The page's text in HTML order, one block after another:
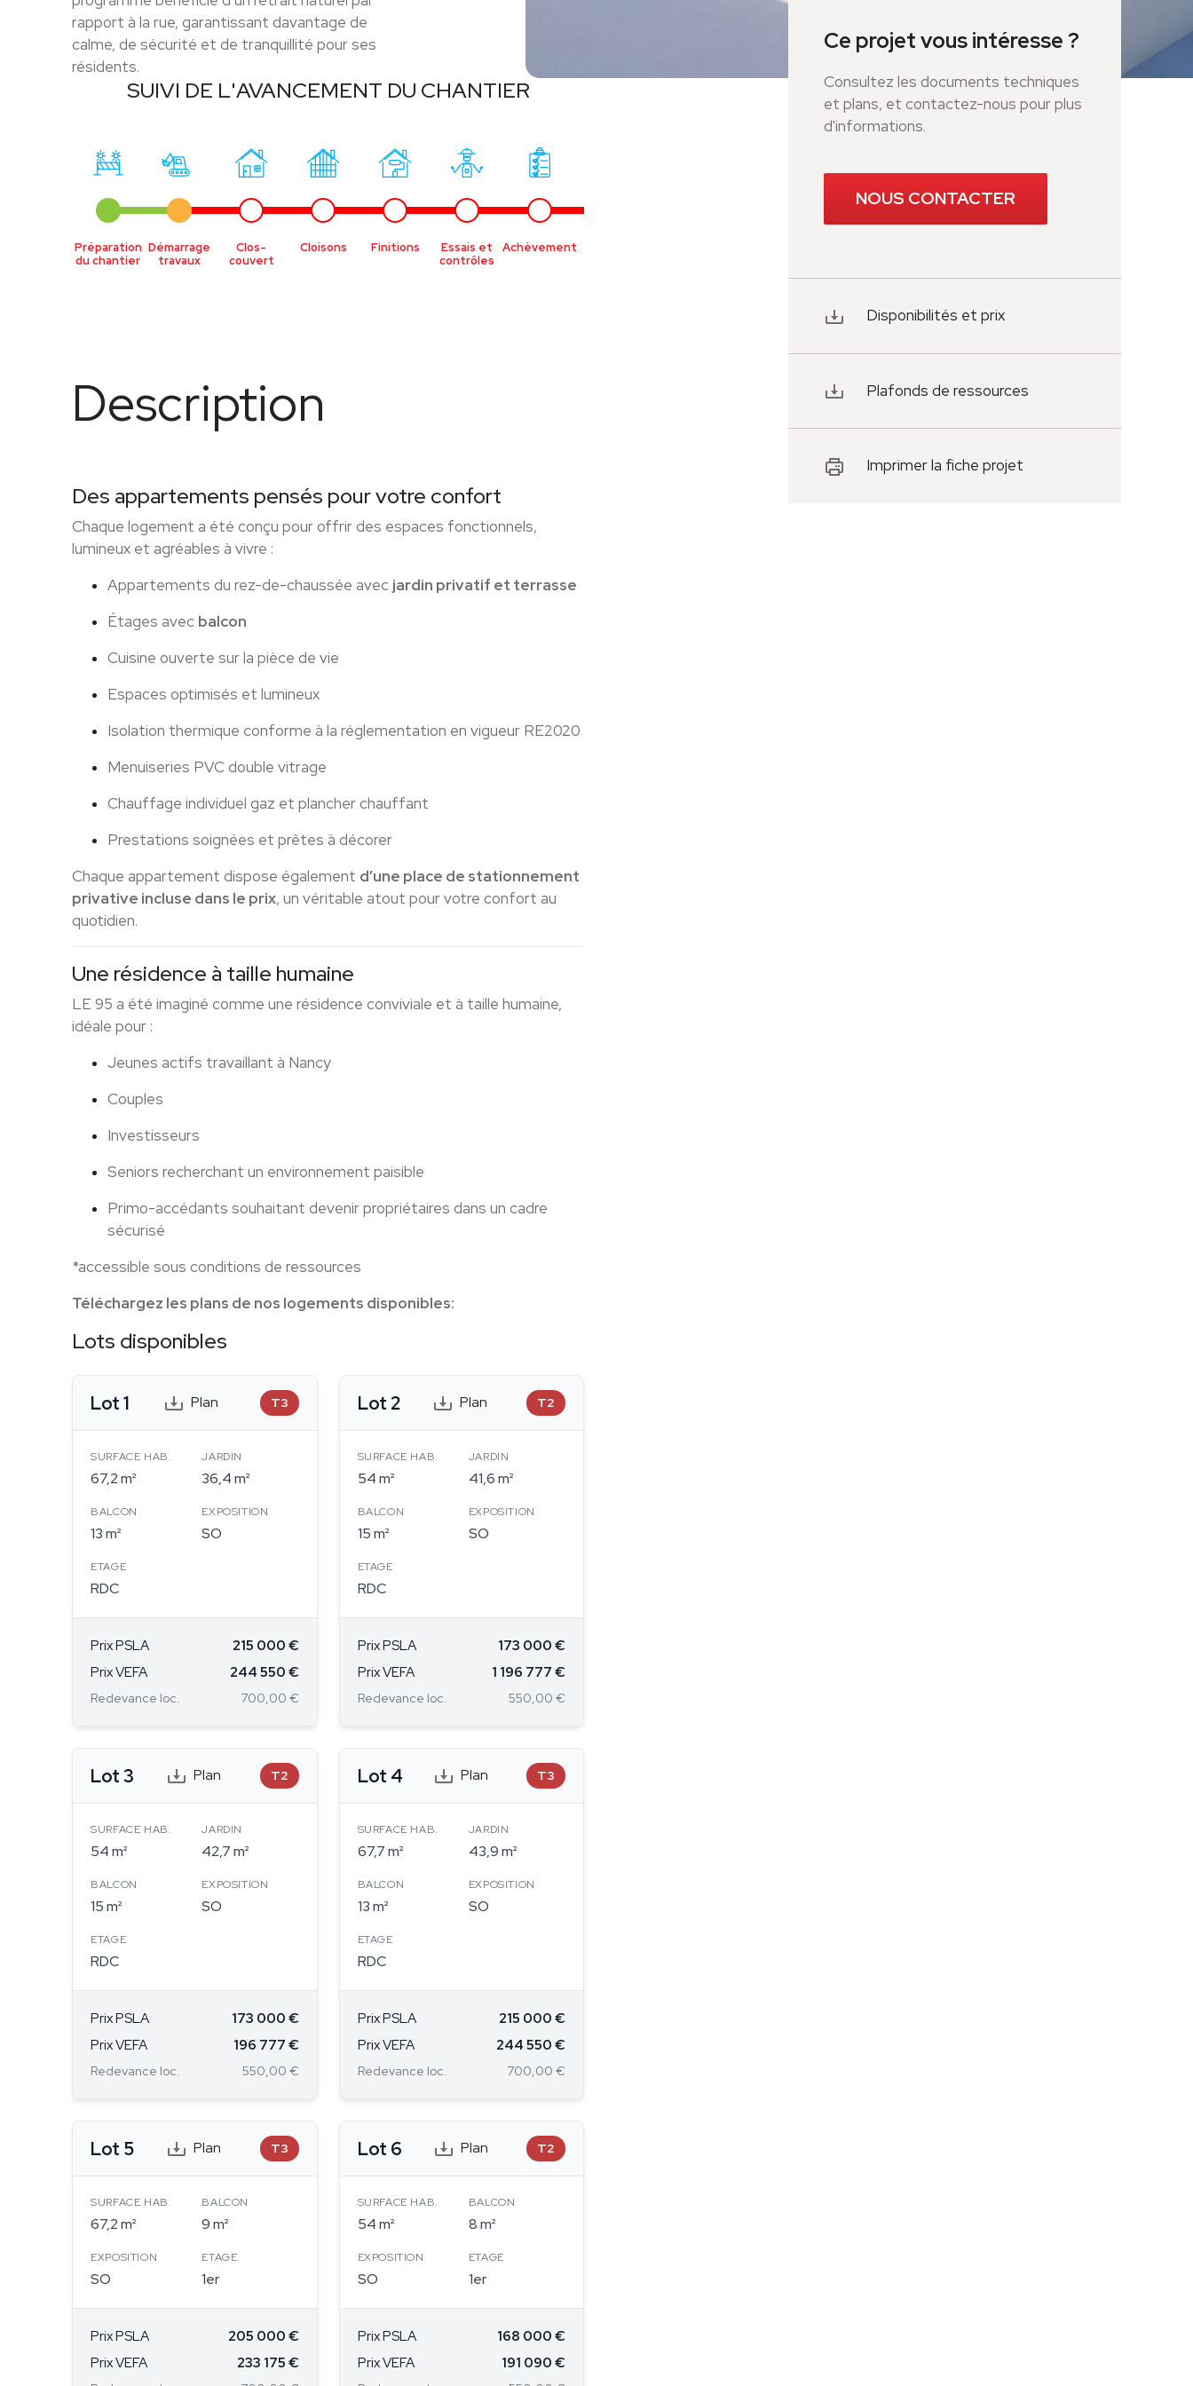
rapport à la rue, garantissant davantage de
calme, de sécurité et de tranquillité pour ses
résidents.
SUIVI DE L'AVANCEMENT DU CHANTIER
Préparation
du chantier
Démarrage
travaux
Clos-
couvert
Cloisons Finitions
Essais et
contrôles
Achèvement
Description
Des appartements pensés pour votre confort
Chaque logement a été conçu pour offrir des espaces fonctionnels,
lumineux et agréables à vivre :
Appartements du rez-de-chaussée avec jardin privatif et terrasse
Étages avec balcon
Cuisine ouverte sur la pièce de vie
Espaces optimisés et lumineux
Isolation thermique conforme à la réglementation en vigueur RE2020
Menuiseries PVC double vitrage
Chauffage individuel gaz et plancher chauffant
Prestations soignées et prêtes à décorer
Chaque appartement dispose également d’une place de stationnement
privative incluse dans le prix, un véritable atout pour votre confort au
quotidien.
Une résidence à taille humaine
LE 95 a été imaginé comme une résidence conviviale et à taille humaine,
idéale pour :
Jeunes actifs travaillant à Nancy
Couples
Investisseurs
Seniors recherchant un environnement paisible
Primo-accédants souhaitant devenir propriétaires dans un cadre
sécurisé
*accessible sous conditions de ressources
Téléchargez les plans de nos logements disponibles:
Lots disponibles
Lot 1 Plan T3
SURFACE HAB.
67,2 m²
JARDIN
36,4 m²
BALCON
13 m²
EXPOSITION
SO
ETAGE
RDC
Prix PSLA
215 000 €
Prix VEFA
244 550 €
Redevance loc. 700,00 €
Lot 2 Plan T2
SURFACE HAB.
54 m²
JARDIN
41,6 m²
BALCON
15 m²
EXPOSITION
SO
ETAGE
RDC
Prix PSLA
173 000 €
Prix VEFA
1 196 777 €
Redevance loc. 550,00 €
Lot 3 Plan T2
SURFACE HAB.
54 m²
JARDIN
42,7 m²
BALCON
15 m²
EXPOSITION
SO
ETAGE
RDC
Prix PSLA
173 000 €
Prix VEFA
196 777 €
Redevance loc. 550,00 €
Lot 4 Plan T3
SURFACE HAB.
67,7 m²
JARDIN
43,9 m²
BALCON
13 m²
EXPOSITION
SO
ETAGE
RDC
Prix PSLA
215 000 €
Prix VEFA
244 550 €
Redevance loc. 700,00 €
Lot 5 Plan T3
SURFACE HAB.
67,2 m²
BALCON
9 m²
EXPOSITION
SO
ETAGE
1er
Prix PSLA
205 000 €
Prix VEFA
233 175 €
Lot 6 Plan T2
SURFACE HAB.
54 m²
BALCON
8 m²
EXPOSITION
SO
ETAGE
1er
Prix PSLA
168 000 €
Prix VEFA
191 090 €
Ce projet vous intéresse ?
Consultez les documents techniques
et plans, et contactez-nous pour plus
d'informations.
NOUS CONTACTER
Disponibilités et prix
Plafonds de ressources
Imprimer la fiche projet